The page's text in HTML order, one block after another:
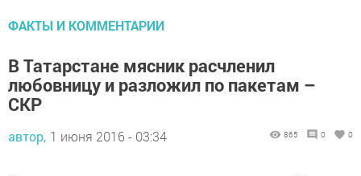
ФАКТЫ И КОММЕНТАРИИ
В Татарстане мясник расчленил
любовницу и разложил по пакетам –
СКР
автор, 1 июня 2016 - 03:34 865 0 0